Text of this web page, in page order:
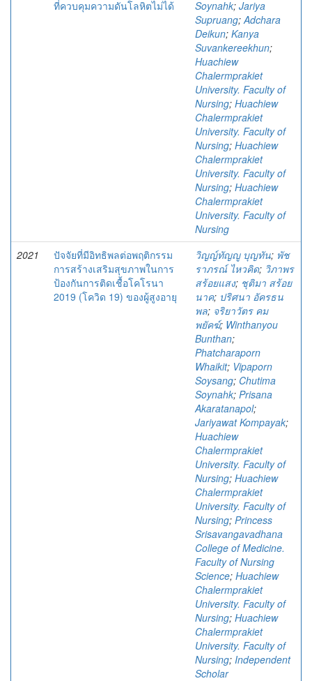
ที่ควบคุมความดันโลหิตไม่ได้ Soynahk; Jariya
Supruang;Adchara
Deikun; Kanya
Suvankereekhun;
Huachiew
Chalermprakiet
University. Faculty of
Nursing; Huachiew
Chalermprakiet
University. Faculty of
Nursing; Huachiew
Chalermprakiet
University. Faculty of
Nursing; Huachiew
Chalermprakiet
University. Faculty of
Nursing
2021
ปัจจัยที่มีอิทธิพลต่อพฤติกรรม
การสร้างเสริมสุขภาพในการ
ป้องกันการติดเชื้อโคโรนา
2019 (โควิด 19) ของผู้สูงอายุ
วิญญ์ทัญญู บุญทัน; พัช
ราภรณ์ ไหวคิด; วิภาพร
สร้อยแสง; ชุติมา สร้อย
นาค; ปริศนา อัครธน
พล; จริยาวัตร คม
พยัคฆ์; Winthanyou
Bunthan;
Phatcharaporn
Whaikit; Vipaporn
Soysang; Chutima
Soynahk; Prisana
Akaratanapol;
Jariyawat Kompayak;
Huachiew
Chalermprakiet
University. Faculty of
Nursing; Huachiew
Chalermprakiet
University. Faculty of
Nursing; Princess
Srisavangavadhana
College of Medicine.
Faculty of Nursing
Science; Huachiew
Chalermprakiet
University. Faculty of
Nursing; Huachiew
Chalermprakiet
University. Faculty of
Nursing; Independent
Scholar